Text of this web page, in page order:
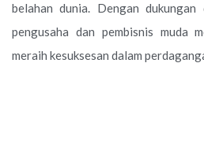
belahan dunia. Dengan
pengusaha dan pembisnis muda
meraih kesuksesan dalam